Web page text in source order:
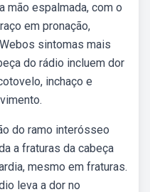
mão espalmada, com o
em pronação,
sintomas mais
do rádio incluem dor
inchaço e
do ramo interósseo
a fraturas da cabeça
mesmo em fraturas.
leva a dor no